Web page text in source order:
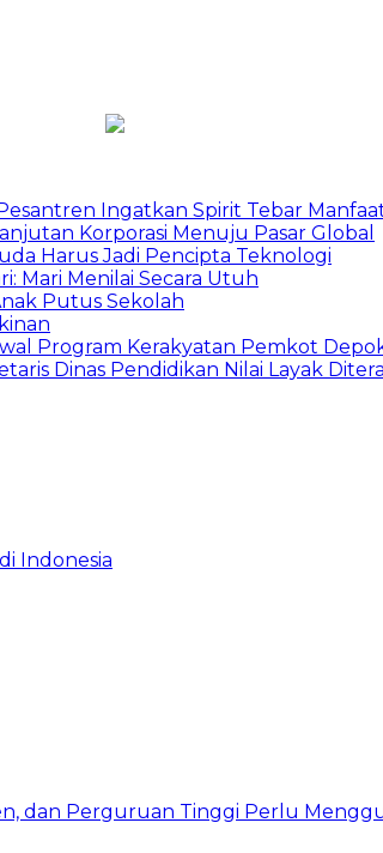
Ingatkan Spirit Tebar
Korporasi Menuju Pasar Global
Harus Jadi Pencipta Teknologi
Mari Menilai Secara Utuh
Putus Sekolah
Program Kerakyatan Pemkot
Dinas Pendidikan Nilai Layak
Indonesia
dan Perguruan Tinggi Perlu